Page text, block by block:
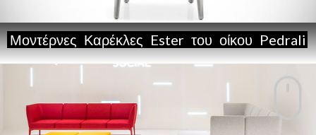
Μοντέρνες Καρέκλες Ester του οίκου Pedrali